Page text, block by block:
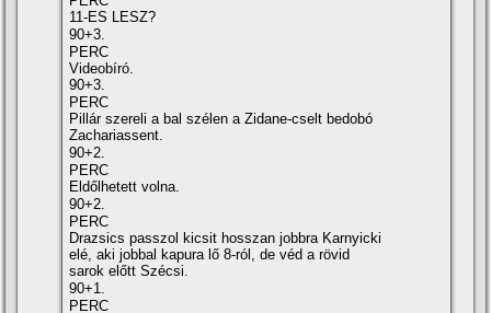
11-ES LESZ?
90+3.
PERC
Videobíró.
90+3.
PERC
Pillár szereli a bal szélen a Zidane-cselt bedobó
Zachariassent.
90+2.
PERC
Eldőlhetett volna.
90+2.
PERC
Drazsics passzol kicsit hosszan jobbra Karnyicki
elé, aki jobbal kapura lő 8-ról, de véd a rövid
sarok előtt Szécsi.
90+1.
PERC